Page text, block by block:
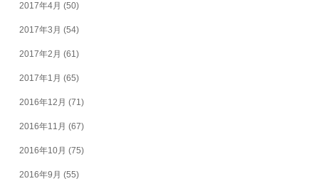
2017年4月 (50)
2017年3月 (54)
2017年2月 (61)
2017年1月 (65)
2016年12月 (71)
2016年11月 (67)
2016年10月 (75)
2016年9月 (55)